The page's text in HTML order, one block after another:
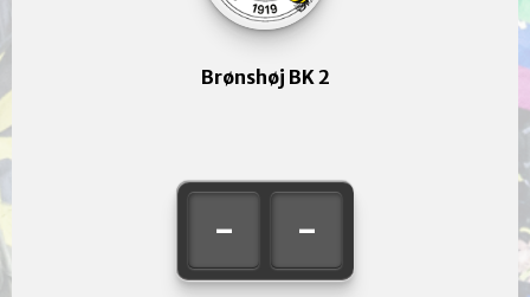
- -
Brønshøj BK 2